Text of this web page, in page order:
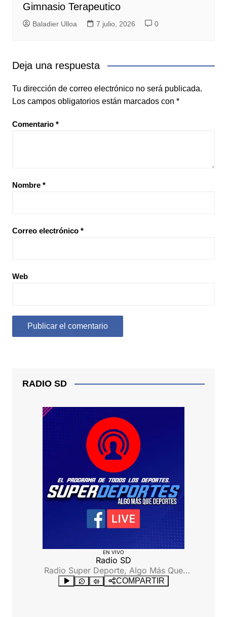
Gimnasio Terapeutico
Baladier Ulloa 7 julio, 2026 0
Deja una respuesta
Tu dirección de correo electrónico no será publicada.
Los campos obligatorios están marcados con *
Comentario *
Nombre *
Correo electrónico *
Web
RADIO SD